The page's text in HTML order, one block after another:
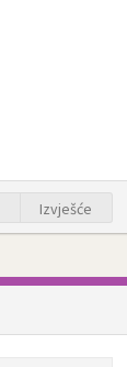
Izvješće